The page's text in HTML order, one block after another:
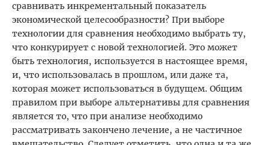
сравнивать инкрементальный показатель
экономической целесообразности? При выборе
технологии для сравнения необходимо выбрать ту,
что конкурирует с новой технологией. Это может
быть технология, используется в настоящее время,
и, что использовалась в прошлом, или даже та,
которая может использоваться в будущем. Общим
правилом при выборе альтернативы для сравнения
является то, что при анализе необходимо
рассматривать закончено лечение, а не частичное